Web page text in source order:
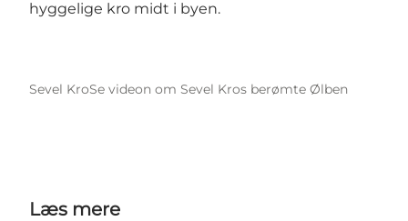
hyggelige kro midt i byen.
Sevel KroSe videon om Sevel Kros berømte Ølben
Læs mere